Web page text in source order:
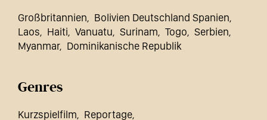
Großbritannien
Bolivien Deutschland Spanien
Laos
Haiti Vanuatu Surinam Togo
Serbien
Myanmar
Dominikanische Republik
Genres
Kurzspielfilm
Reportage